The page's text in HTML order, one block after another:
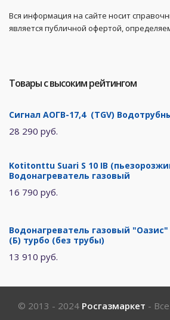
Вся информация на сайте носит
является публичной офертой,
Товары с высоким рейтингом
Сигнал АОГВ-17,4 (TGV)
28 290 руб.
Kotitonttu Suari S 10 IB
Водонагреватель газовый
16 790 руб.
Водонагреватель газовый "Оазис"
(Б) турбо (без трубы)
13 910 руб.
© 2013 - 2024 Росгазмаркет -